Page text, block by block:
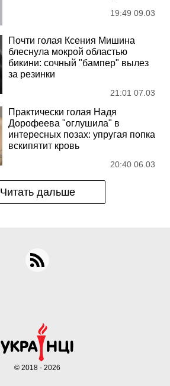
19:49 09.03
Почти голая Ксения Мишина
блеснула мокрой областью
бикини: сочный "бампер" вылез
за резинки
21:01 07.03
Практически голая Надя
Дорофеева "оглушила" в
интересных позах: упругая попка
вскипятит кровь
20:40 06.03
Читать дальше
© 2018 - 2026